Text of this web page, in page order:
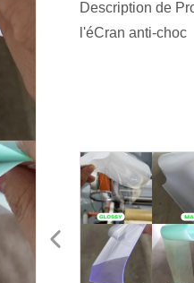
Description de
l'éCran anti-